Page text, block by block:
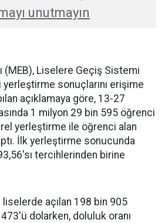
unutmayın
(MEB), Liselere Geçiş Sistemi
yerleştirme sonuçlarını erişime
açıklamaya göre, 13-27
1 milyon 29 bin 595 öğrenci
yerleştirme ile öğrenci alan
İlk yerleştirme sonucunda
tercihlerinden birine
liselerde açılan 198 bin 905
dolarken, doluluk oranı